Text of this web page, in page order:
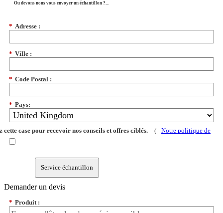
Ou devons nous vous envoyer un échantillon ?...
* Adresse :
* Ville :
* Code Postal :
* Pays:
cette case pour recevoir nos conseils et offres ciblés. ( Notre politique de
Service échantillon
Demander un devis
* Produit :